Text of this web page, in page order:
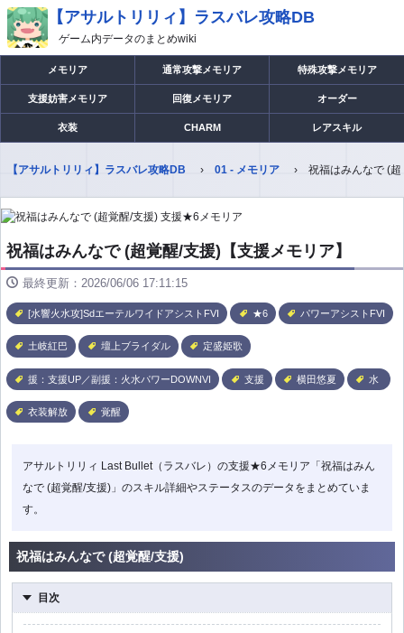
【アサルトリリィ】ラスバレ攻略DB
ゲーム内データのまとめwiki
メモリア 通常攻撃メモリア 特殊攻撃メモリア
支援妨害メモリア 回復メモリア オーダー
衣装 CHARM レアスキル
【アサルトリリィ】ラスバレ攻略DB 01 - メモリア 祝福はみんなで (
祝福はみんなで (超覚醒/支援)【支援メモリア】
最終更新：2026/06/06 17:11:15
[水響火水攻]SdエーテルワイドアシストFVI ★6 パワーアシストFVI
土岐紅巴 壇上ブライダル 定盛姫歌
援：支援UP／副援：火水パワーDOWNVI 支援 横田悠夏 水
衣装解放 覚醒
アサルトリリィ Last Bullet（ラスバレ）の支援★6メモリア「祝福はみん
なで (超覚醒/支援)」のスキル詳細やステータスのデータをまとめていま
す。
祝福はみんなで (超覚醒/支援)
目次